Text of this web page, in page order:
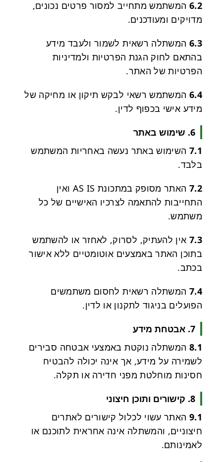
6.2 המשתמש מתחייב למסור פרטים נכונים,
מדויקים ומעודכנים.
6.3 המשתלה רשאית לשמור ולעבד מידע
בהתאם לחוק הגנת הפרטיות ולמדיניות
הפרטיות של האתר.
6.4 המשתמש רשאי לבקש תיקון או מחיקה של
מידע אישי בכפוף לדין.
6. שימוש באתר
7.1 השימוש באתר נעשה באחריות המשתמש
בלבד.
7.2
האתר מסופק במתכונת AS IS ואין
התחייבות להתאמה לצרכיו האישיים של כל
משתמש.
7.3 אין להעתיק, לסרוק, לאחזר או להשתמש
בתוכן האתר באמצעים אוטומטיים ללא אישור
בכתב.
7.4 המשתלה רשאית לחסום משתמשים
הפועלים בניגוד לתקנון או לדין.
7. אבטחת מידע
8.1 המשתלה נוקטת באמצעי אבטחה סבירים
לשמירה על מידע, אך אינה יכולה להבטיח
חסינות מוחלטת מפני חדירה או תקלה.
8. קישורים ותוכן חיצוני
9.1 האתר עשוי לכלול קישורים לאתרים
חיצוניים, והמשתלה אינה אחראית לתוכנם או
לאמינותם.